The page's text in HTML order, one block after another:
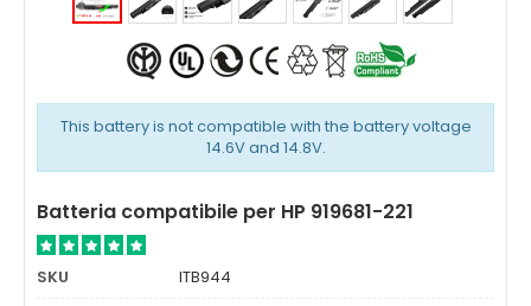
This battery is not compatible with the battery voltage
14.6V and 14.8V.
Batteria compatibile per HP 919681-221
SKU
ITB944